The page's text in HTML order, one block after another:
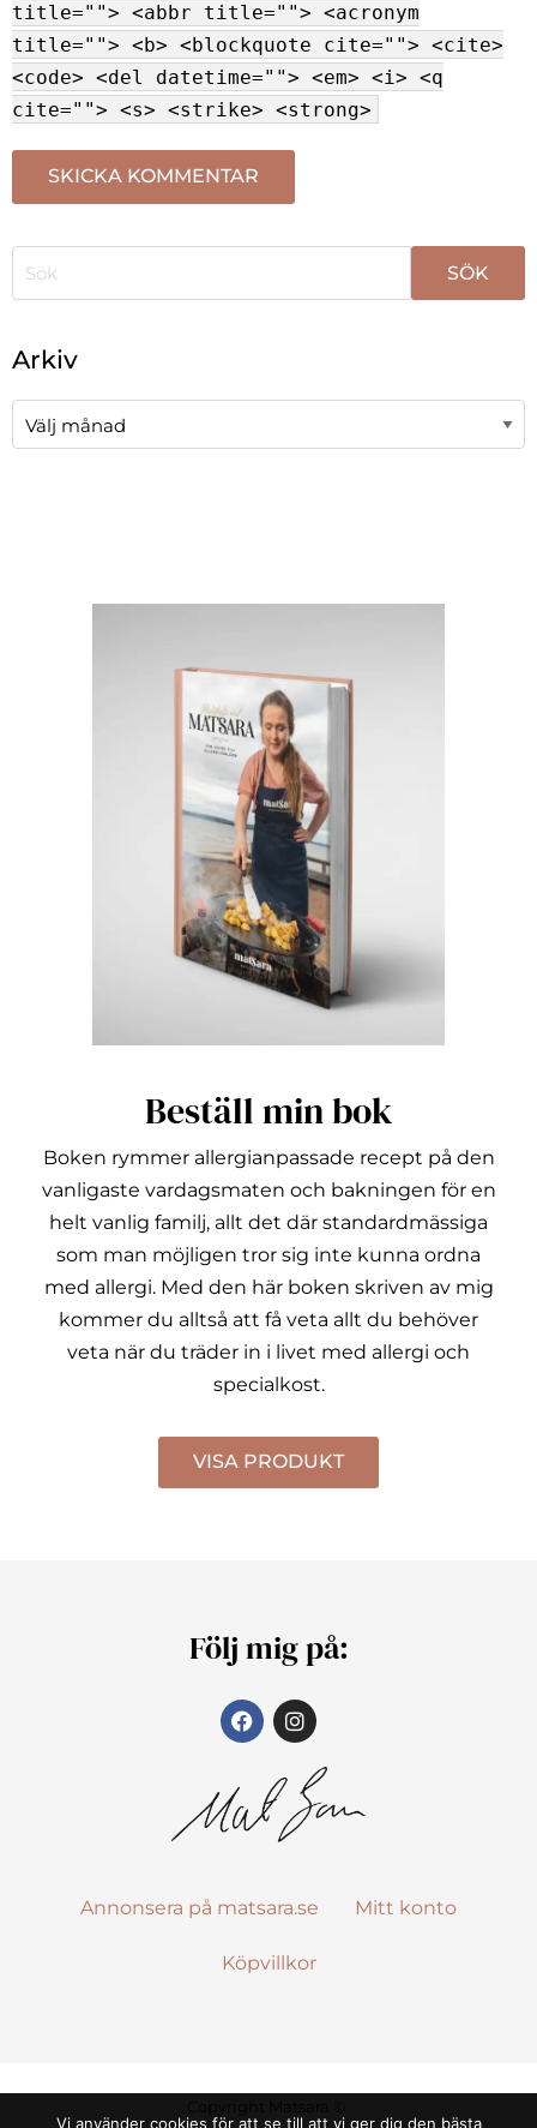
title=""> <abbr title=""> <acronym
title=""> <b> <blockquote cite=""> <cite>
<code> <del datetime=""> <em> <i> <q
cite=""> <s> <strike> <strong>
Arkiv
Beställ min bok
Boken rymmer allergianpassade recept på den
vanligaste vardagsmaten och bakningen för en
helt vanlig familj, allt det där standardmässiga
som man möjligen tror sig inte kunna ordna
med allergi. Med den här boken skriven av mig
kommer du alltså att få veta allt du behöver
veta när du träder in i livet med allergi och
specialkost.
VISA PRODUKT
Följ mig på:
Annonsera på matsara.se Mitt konto
Köpvillkor
Vi använder cookies för att se till att vi ger dig den bästa